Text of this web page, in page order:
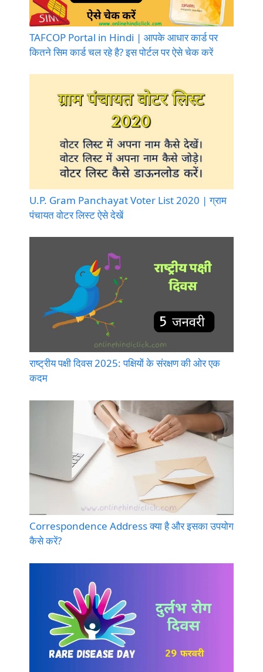
TAFCOP Portal in Hindi | आपके आधार कार्ड पर
कितने सिम कार्ड चल रहे है? इस पोर्टल पर ऐसे चेक करें
U.P. Gram Panchayat Voter List 2020 | ग्राम
पंचायत वोटर लिस्ट ऐसे देखें
राष्ट्रीय पक्षी दिवस 2025: पक्षियों के संरक्षण की ओर एक
कदम
Correspondence Address क्या है और इसका उपयोग
कैसे करें?